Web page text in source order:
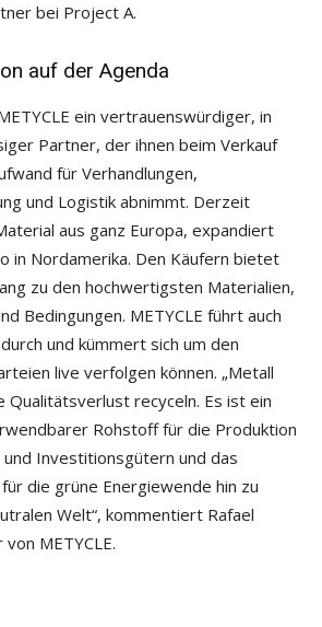
bei Project A.
auf der Agenda
ein vertrauenswürdiger, in
Partner, der ihnen beim Verkauf
für Verhandlungen,
und Logistik abnimmt. Derzeit
aus ganz Europa, expandiert
in Nordamerika. Den Käufern bietet
zu den hochwertigsten Materialien,
Bedingungen. METYCLE führt auch
und kümmert sich um den
live verfolgen können. „Metall
Qualitätsverlust recyceln. Es ist ein
Rohstoff für die Produktion
Investitionsgütern und das
die grüne Energiewende hin zu
Welt“, kommentiert Rafael
METYCLE.